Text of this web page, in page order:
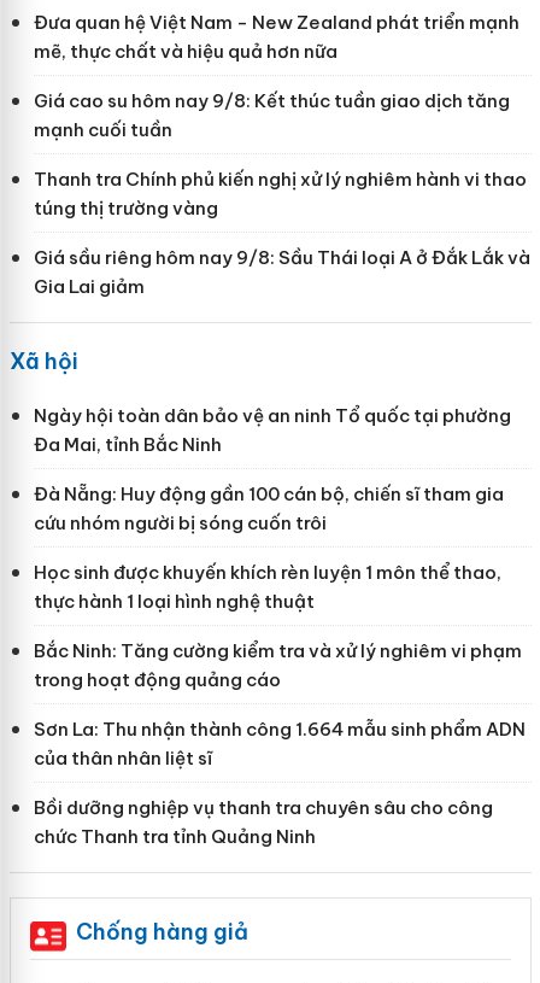
Đưa quan hệ Việt Nam - New Zealand phát triển mạnh
mẽ, thực chất và hiệu quả hơn nữa
Giá cao su hôm nay 9/8: Kết thúc tuần giao dịch tăng
mạnh cuối tuần
Thanh tra Chính phủ kiến nghị xử lý nghiêm hành vi thao
túng thị trường vàng
Giá sầu riêng hôm nay 9/8: Sầu Thái loại A ở Đắk Lắk và
Gia Lai giảm
Xã hội
Ngày hội toàn dân bảo vệ an ninh Tổ quốc tại phường
Đa Mai, tỉnh Bắc Ninh
Đà Nẵng: Huy động gần 100 cán bộ, chiến sĩ tham gia
cứu nhóm người bị sóng cuốn trôi
Học sinh được khuyến khích rèn luyện 1 môn thể thao,
thực hành 1 loại hình nghệ thuật
Bắc Ninh: Tăng cường kiểm tra và xử lý nghiêm vi phạm
trong hoạt động quảng cáo
Sơn La: Thu nhận thành công 1.664 mẫu sinh phẩm ADN
của thân nhân liệt sĩ
Bồi dưỡng nghiệp vụ thanh tra chuyên sâu cho công
chức Thanh tra tỉnh Quảng Ninh
Chống hàng giả